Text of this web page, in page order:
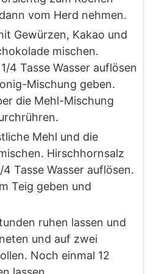
vom Herd nehmen.
Gewürzen, Kakao und
mischen.
4 Tasse Wasser auflösen
Mischung geben.
die Mehl-Mischung
Mehl und die
Hirschhornsalz
Tasse Wasser auflösen.
Teig geben und
ruhen lassen und
und auf zwei
Noch einmal 12